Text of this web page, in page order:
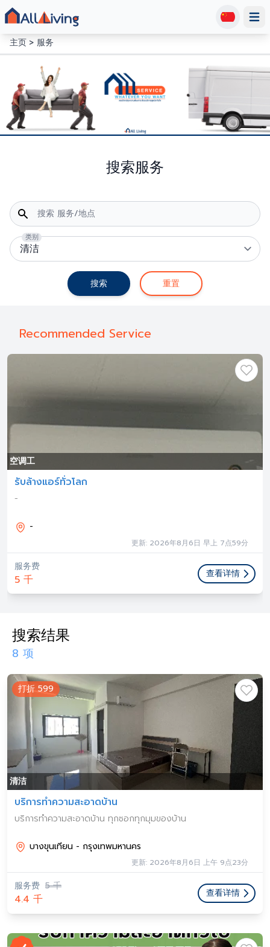
主页
服务
搜索服务
搜索 服务/地点
类别
搜索 重置
Recommended Service
空调工
รับล้างแอร์ทั่วโลก
-
-
更新: 2026年8月6日 早上 7点59分
服务费
5 千 查看详情
搜索结果
8 项
打折 599
清洁
บริการทำความสะอาดบ้าน
บริการทำความสะอาดบ้าน ทุกซอกทุกมุมของบ้าน
บางขุนเทียน - กรุงเทพมหานคร
更新: 2026年8月6日 上午 9点23分
服务费 5 千
4.4 千 查看详情